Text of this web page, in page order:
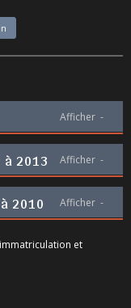
Afficher -
à 2013 Afficher -
2010 Afficher -
et